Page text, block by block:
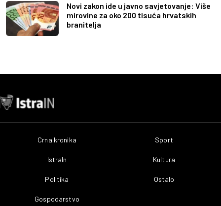
Novi zakon ide u javno savjetovanje: Više
mirovine za oko 200 tisuća hrvatskih
branitelja
Crna kronika
IstraIn
Politika
Gospodarstvo
Sport
Kultura
Ostalo